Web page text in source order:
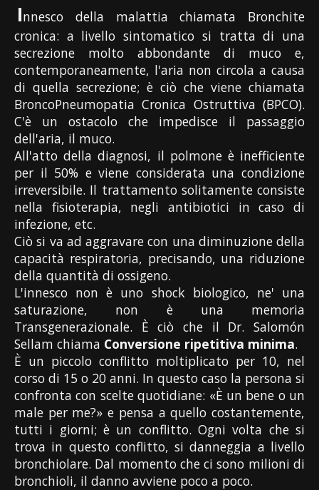
Innesco della malattia chiamata Bronchite
cronica: a livello sintomatico si tratta di una
secrezione molto abbondante di muco e,
contemporaneamente, l'aria non circola a causa
di quella secrezione; è ciò che viene chiamata
BroncoPneumopatia Cronica Ostruttiva (BPCO).
C'è un ostacolo che impedisce il passaggio
dell'aria, il muco.
All'atto della diagnosi, il polmone è inefficiente
per il 50% e viene considerata una condizione
irreversibile. Il trattamento solitamente consiste
nella fisioterapia, negli antibiotici in caso di
infezione, etc.
Ciò si va ad aggravare con una diminuzione della
capacità respiratoria, precisando, una riduzione
della quantità di ossigeno.
L'innesco non è uno shock biologico, ne' una
saturazione, non è una memoria
Transgenerazionale. È ciò che il Dr. Salomón
Sellam chiama Conversione ripetitiva minima.
È un piccolo conflitto moltiplicato per 10, nel
corso di 15 o 20 anni. In questo caso la persona si
confronta con scelte quotidiane: «È un bene o un
male per me?» e pensa a quello costantemente,
tutti i giorni; è un conflitto. Ogni volta che si
trova in questo conflitto, si danneggia a livello
bronchiolare. Dal momento che ci sono milioni di
bronchioli, il danno avviene poco a poco.